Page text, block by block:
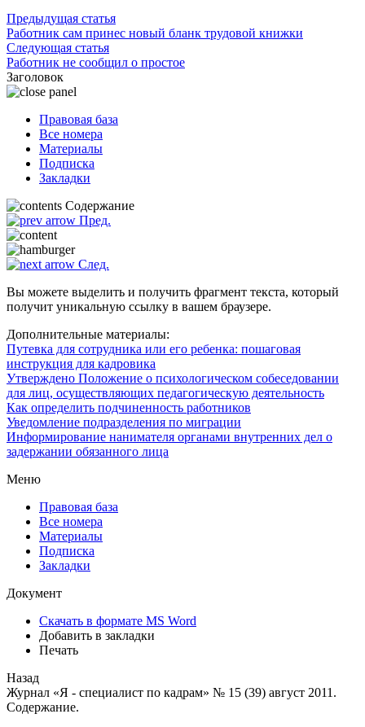
Предыдущая статья
Работник сам принес новый бланк трудовой книжки
Следующая статья
Работник не сообщил о простое
Заголовок
Правовая база
Все номера
Материалы
Подписка
Закладки
Содержание
Пред.
След.
Вы можете выделить и получить фрагмент текста, который
получит уникальную ссылку в вашем браузере.
Дополнительные материалы:
Путевка для сотрудника или его ребенка: пошаговая
инструкция для кадровика
Утверждено Положение о психологическом собеседовании
для лиц, осуществляющих педагогическую деятельность
Как определить подчиненность работников
Уведомление подразделения по миграции
Информирование нанимателя органами внутренних дел о
задержании обязанного лица
Меню
Правовая база
Все номера
Материалы
Подписка
Закладки
Документ
Скачать в формате MS Word
Добавить в закладки
Печать
Назад
Журнал «Я - специалист по кадрам» № 15 (39) август 2011.
Содержание.